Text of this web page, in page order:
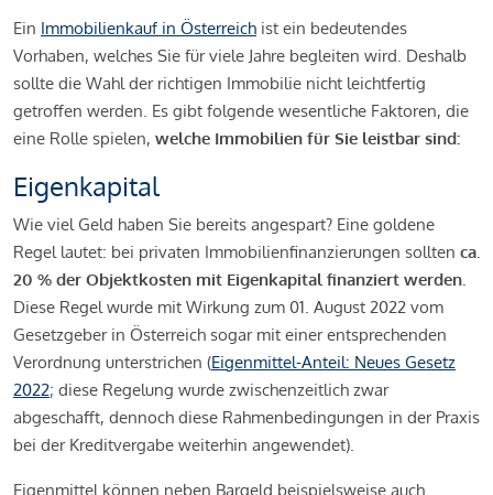
Ein Immobilienkauf in Österreich ist ein bedeutendes
Vorhaben, welches Sie für viele Jahre begleiten wird. Deshalb
sollte die Wahl der richtigen Immobilie nicht leichtfertig
getroffen werden. Es gibt folgende wesentliche Faktoren, die
eine Rolle spielen, welche Immobilien für Sie leistbar sind:
Eigenkapital
Wie viel Geld haben Sie bereits angespart? Eine goldene
Regel lautet: bei privaten Immobilienfinanzierungen sollten ca.
20 % der Objektkosten mit Eigenkapital finanziert werden.
Diese Regel wurde mit Wirkung zum 01. August 2022 vom
Gesetzgeber in Österreich sogar mit einer entsprechenden
Verordnung unterstrichen (Eigenmittel-Anteil: Neues Gesetz
2022; diese Regelung wurde zwischenzeitlich zwar
abgeschafft, dennoch diese Rahmenbedingungen in der Praxis
bei der Kreditvergabe weiterhin angewendet).
Eigenmittel können neben Bargeld beispielsweise auch